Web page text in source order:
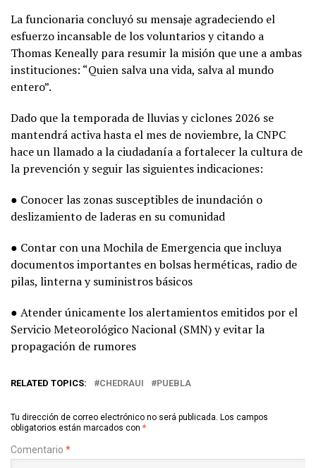
La funcionaria concluyó su mensaje agradeciendo el
esfuerzo incansable de los voluntarios y citando a
Thomas Keneally para resumir la misión que une a ambas
instituciones: “Quien salva una vida, salva al mundo
entero”.
Dado que la temporada de lluvias y ciclones 2026 se
mantendrá activa hasta el mes de noviembre, la CNPC
hace un llamado a la ciudadanía a fortalecer la cultura de
la prevención y seguir las siguientes indicaciones:
● Conocer las zonas susceptibles de inundación o
deslizamiento de laderas en su comunidad
● Contar con una Mochila de Emergencia que incluya
documentos importantes en bolsas herméticas, radio de
pilas, linterna y suministros básicos
● Atender únicamente los alertamientos emitidos por el
Servicio Meteorológico Nacional (SMN) y evitar la
propagación de rumores
RELATED TOPICS: CHEDRAUI PUEBLA
Tu dirección de correo electrónico no será publicada. Los campos
obligatorios están marcados con *
Comentario *